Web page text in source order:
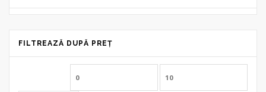
FILTREAZĂ DUPĂ PREȚ